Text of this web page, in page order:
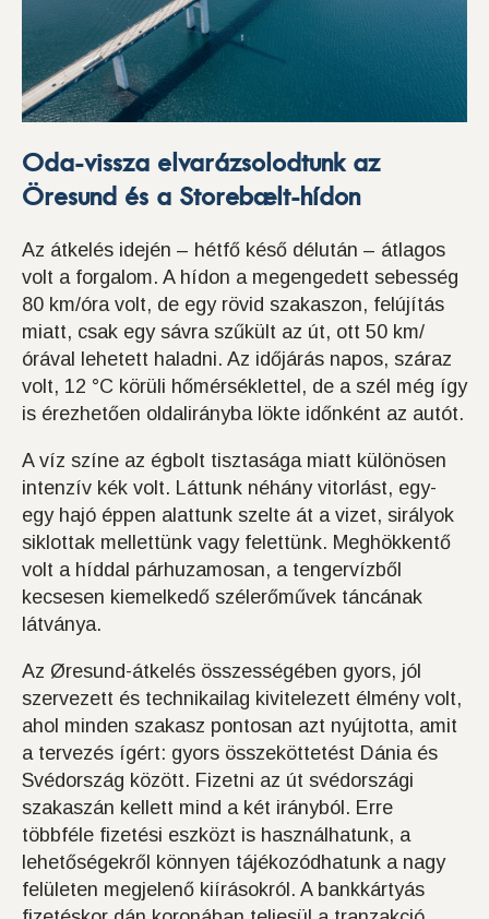
Oda-vissza elvarázsolodtunk az
Öresund és a Storebælt-hídon
Az átkelés idején – hétfő késő délután – átlagos
volt a forgalom. A hídon a megengedett sebesség
80 km/óra volt, de egy rövid szakaszon, felújítás
miatt, csak egy sávra szűkült az út, ott 50 km/
órával lehetett haladni. Az időjárás napos, száraz
volt, 12 °C körüli hőmérséklettel, de a szél még így
is érezhetően oldalirányba lökte időnként az autót.
A víz színe az égbolt tisztasága miatt különösen
intenzív kék volt. Láttunk néhány vitorlást, egy-
egy hajó éppen alattunk szelte át a vizet, sirályok
siklottak mellettünk vagy felettünk. Meghökkentő
volt a híddal párhuzamosan, a tengervízből
kecsesen kiemelkedő szélerőművek táncának
látványa.
Az Øresund-átkelés összességében gyors, jól
szervezett és technikailag kivitelezett élmény volt,
ahol minden szakasz pontosan azt nyújtotta, amit
a tervezés ígért: gyors összeköttetést Dánia és
Svédország között. Fizetni az út svédországi
szakaszán kellett mind a két irányból. Erre
többféle fizetési eszközt is használhatunk, a
lehetőségekről könnyen tájékozódhatunk a nagy
felületen megjelenő kiírásokról. A bankkártyás